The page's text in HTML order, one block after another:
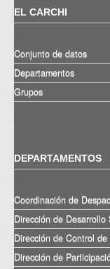
EL CARCHI
Conjunto de datos
Departamentos
Grupos
DEPARTAMENTOS
Coordinación de
Dirección de Desarrollo
Dirección de Control
Dirección de